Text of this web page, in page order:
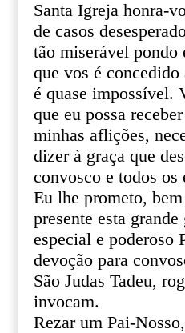
Santa Igreja honra-
de casos
tão miserável
que vos é
é quase impossível.
que eu possa
minhas aflições,
dizer à graça que
convosco e todos
Eu lhe prometo,
presente esta
especial e poderoso
devoção para
São Judas Tadeu,
invocam.
Rezar um Pai-